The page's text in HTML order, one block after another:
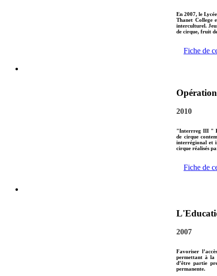
En 2007, le
Thanet College
interculturel.
de cirque, fruit
Fiche de
2010
"Interrreg III "
de cirque
interrégional et
cirque réalisés
Fiche de
2007
Favoriser
permettant à la
d’être partie
permanente.